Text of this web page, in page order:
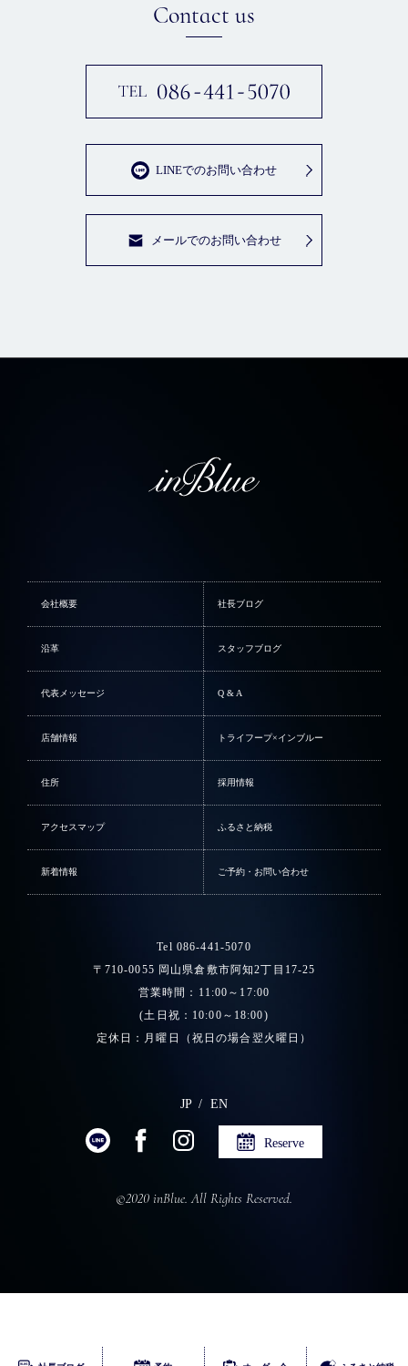
Contact us
LINEでのお問い合わせ
メールでのお問い合わせ
会社概要 社長ブログ
沿革 スタッフブログ
代表メッセージ Q & A
店舗情報 トライフープ×インブルー
住所 採用情報
アクセスマップ ふるさと納税
新着情報 ご予約・お問い合わせ
Tel 086-441-5070
〒710-0055 岡山県倉敷市阿知2丁目17-25
営業時間：11:00～17:00
(土日祝：10:00～18:00)
定休日：月曜日（祝日の場合翌火曜日）
JP EN
Reserve
©2020 inBlue. All Rights Reserved.